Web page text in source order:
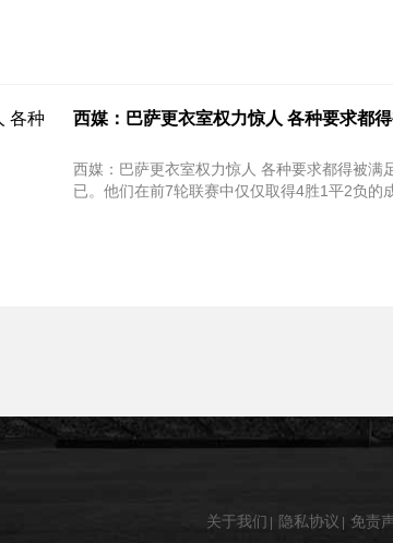
西媒：巴萨更衣室权力惊人 各种要求都
西媒：巴萨更衣室权力惊人 各种要求都得被满足_塞古拉 本赛季至今，巴萨的
已。他们在前7轮联赛中仅仅取得4胜1平2负的
关于我们 隐私协议 免责